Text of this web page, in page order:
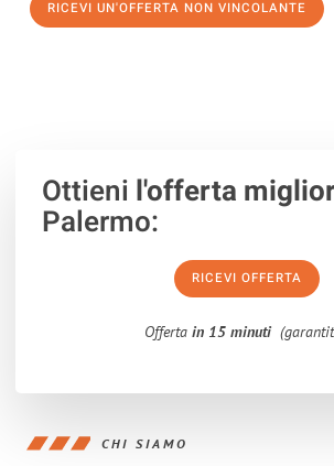
RICEVI UN'OFFERTA NON VINCOLANTE
Ottieni l'offerta
Palermo:
RICEVI OFFERTA
Offerta in 15 minuti
CHI SIAMO